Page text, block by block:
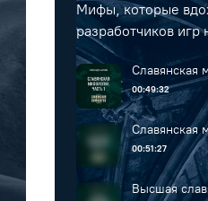
Мифы, которые
разработчиков
Славянская
00:49:32
Славянская
00:51:27
Высшая